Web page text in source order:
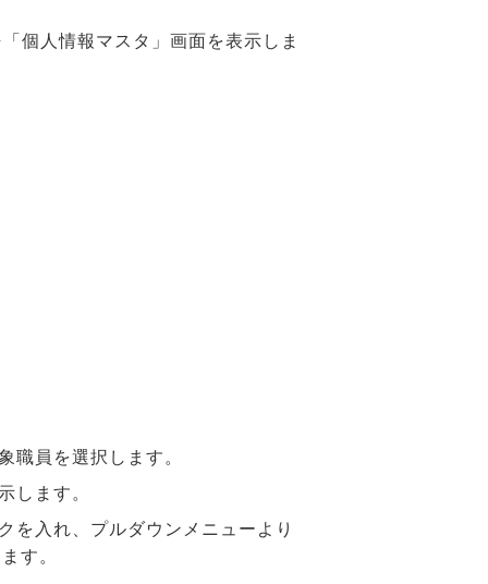
個人情報マスタ」画面を表示しま
職員を選択します。
します。
を入れ、プルダウンメニューより
す。